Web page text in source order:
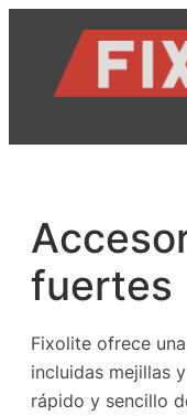
contenido
fuertes
Fixolite ofrece
incluidas mejillas
rápido y sencillo